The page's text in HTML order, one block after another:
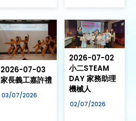
2026-07-03
家長義工嘉許禮
03/07/2026
2026-07-02
小二STEAM
DAY 家務助理
機械人
02/07/2026